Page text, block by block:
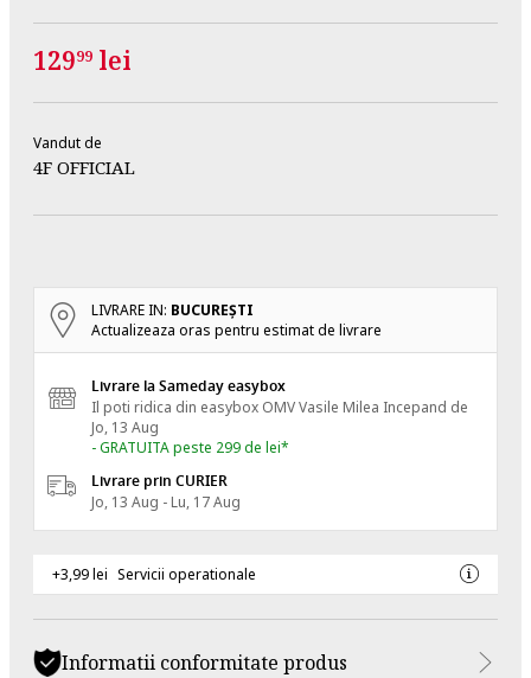
12999 lei
Vandut de
4F OFFICIAL
LIVRARE IN: BUCUREŞTI
Actualizeaza oras pentru estimat de livrare
Livrare la Sameday easybox
Il poti ridica din easybox OMV Vasile Milea Incepand de
Jo, 13 Aug
- GRATUITA peste 299 de lei*
Livrare prin CURIER
Jo, 13 Aug - Lu, 17 Aug
+3,99 lei Servicii operationale
Informatii conformitate produs